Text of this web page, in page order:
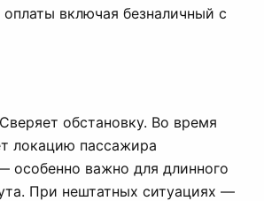
включая безналичный с
обстановку. Во время
локацию пассажира
особенно важно для длинного
При нештатных ситуациях —